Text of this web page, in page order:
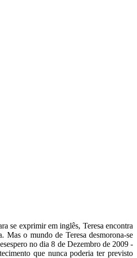
se exprimir em inglês, Teresa encontra
o mundo de Teresa desmorona-se
no dia 8 de Dezembro de 2009 -
que nunca poderia ter previsto